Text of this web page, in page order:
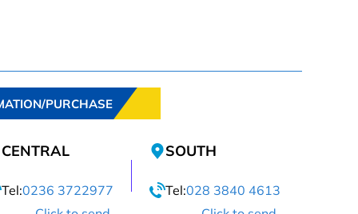
PURCHASE
CENTRAL
Tel:0236 3722977
SOUTH
Tel:028 3840 4613